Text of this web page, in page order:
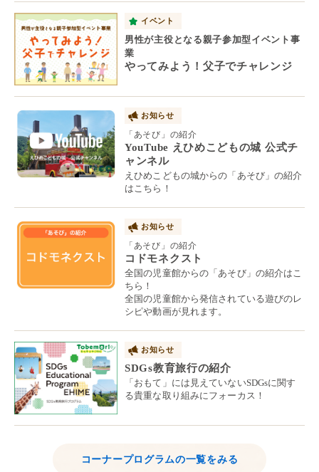
イベント
男性が主役となる親子参加型イベント事
業
やってみよう！父子でチャレンジ
お知らせ
「あそび」の紹介
YouTube えひめこどもの城 公式チ
ャンネル
えひめこどもの城からの「あそび」の紹介
はこちら！
お知らせ
「あそび」の紹介
コドモネクスト
全国の児童館からの「あそび」の紹介はこ
ちら！
全国の児童館から発信されている遊びのレ
シピや動画が見れます。
お知らせ
SDGs教育旅行の紹介
「おもて」には見えていないSDGsに関す
る貴重な取り組みにフォーカス！
コーナープログラムの一覧をみる